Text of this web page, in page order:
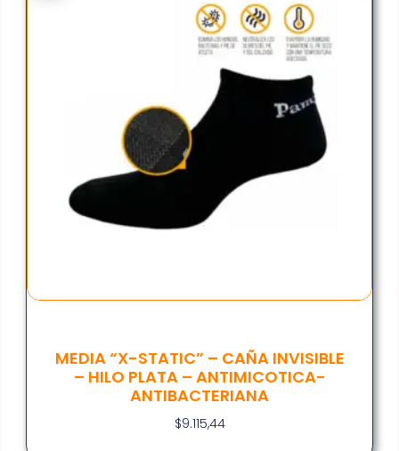
MEDIA “X-STATIC” – CAÑA INVISIBLE
– HILO PLATA – ANTIMICOTICA-
ANTIBACTERIANA
$9.115,44